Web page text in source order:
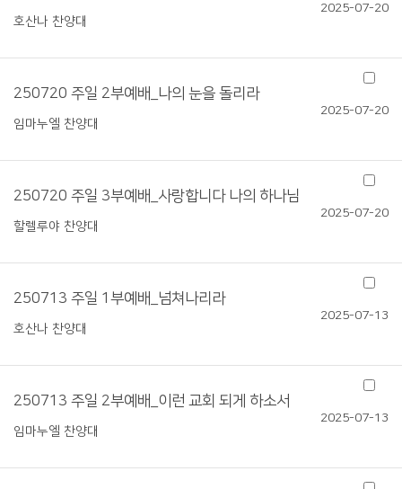
호산나 찬양대
2025-07-20
250720 주일 2부예배_나의 눈을 돌리라
임마누엘 찬양대
2025-07-20
250720 주일 3부예배_사랑합니다 나의 하나님
할렐루야 찬양대
2025-07-20
250713 주일 1부예배_넘쳐나리라
호산나 찬양대
2025-07-13
250713 주일 2부예배_이런 교회 되게 하소서
임마누엘 찬양대
2025-07-13